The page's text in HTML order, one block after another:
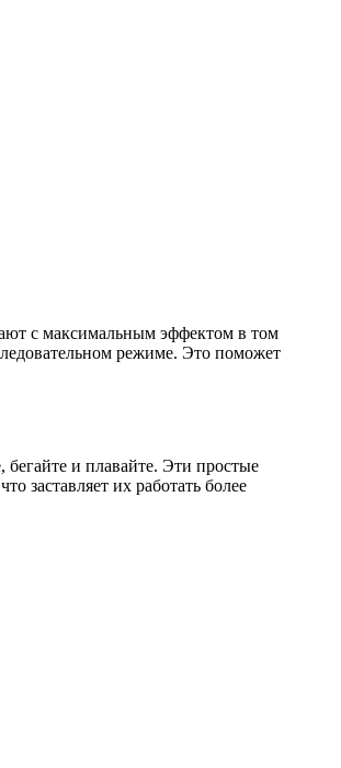
с максимальным эффектом в том
режиме. Это поможет
бегайте и плавайте. Эти простые
заставляет их работать более